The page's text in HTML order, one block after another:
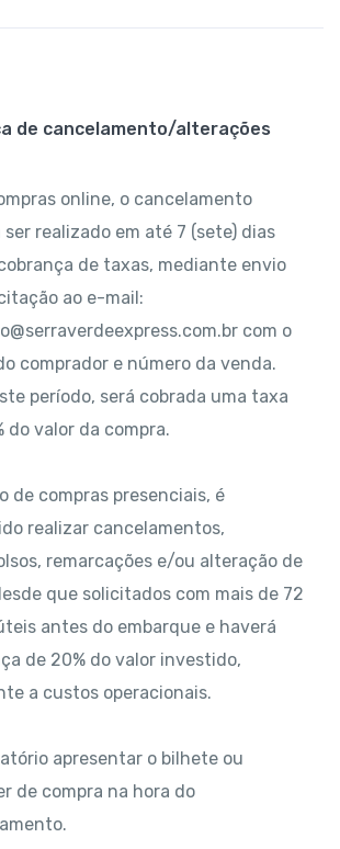
de cancelamento/alterações
online, o cancelamento
ser realizado em até 7 (sete) dias
de taxas, mediante envio
ao e-mail:
com o
comprador e número da venda.
período, será cobrada uma taxa
do valor da compra.
de compras presenciais, é
realizar cancelamentos,
remarcações e/ou alteração de
que solicitados com mais de 72
antes do embarque e haverá
de 20% do valor investido,
a custos operacionais.
apresentar o bilhete ou
de compra na hora do